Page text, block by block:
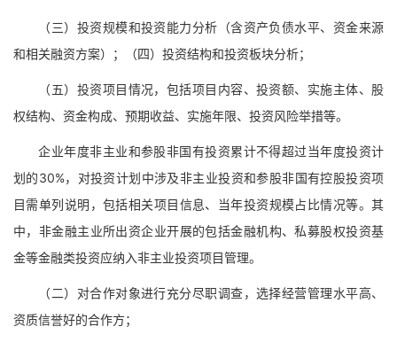
（三）投资规模和投资能力分析（含资产负债水平、资金来源
和相关融资方案）；（四）投资结构和投资板块分析；
（五）投资项目情况，包括项目内容、投资额、实施主体、股
权结构、资金构成、预期收益、实施年限、投资风险举措等。
企业年度非主业和参股非国有投资累计不得超过当年度投资计
划的30%，对投资计划中涉及非主业投资和参股非国有控股投资项
目需单列说明，包括相关项目信息、当年投资规模占比情况等。其
中，非金融主业所出资企业开展的包括金融机构、私募股权投资基
金等金融类投资应纳入非主业投资项目管理。
（二）对合作对象进行充分尽职调查，选择经营管理水平高、
资质信誉好的合作方；